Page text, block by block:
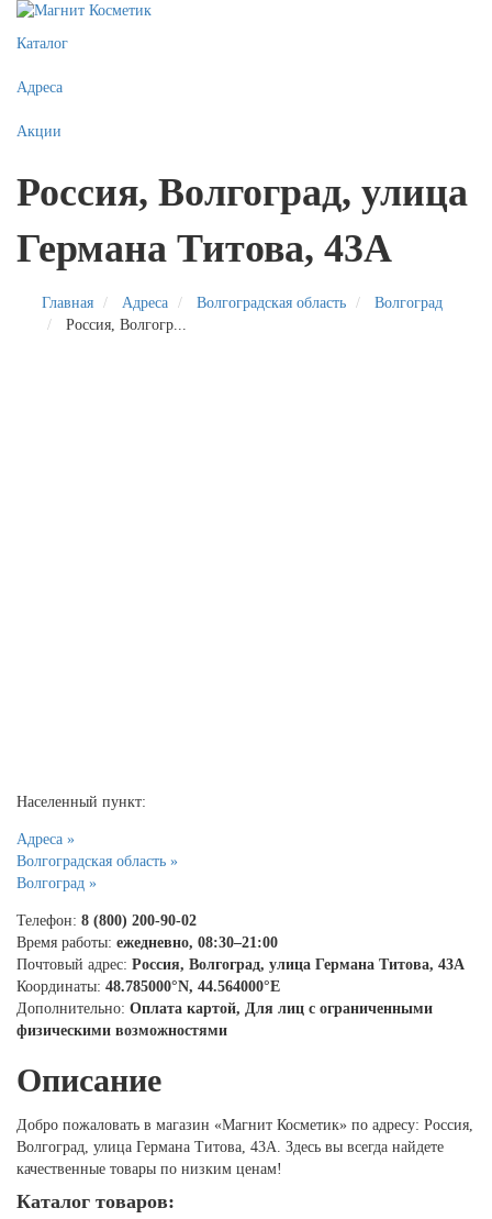
Каталог
Адреса
Акции
Россия, Волгоград, улица
Германа Титова, 43А
Главная Адреса Волгоградская область
Волгоград
Россия, Волгогр...
Населенный пункт:
Адреса »
Волгоградская область »
Волгоград »
Телефон: 8 (800) 200-90-02
Время работы: ежедневно, 08:30–21:00
Почтовый адрес: Россия, Волгоград, улица Германа Титова, 43А
Координаты: 48.785000°N, 44.564000°E
Дополнительно: Оплата картой, Для лиц с ограниченными
физическими возможностями
Описание
Добро пожаловать в магазин «Магнит Косметик» по адресу: Россия,
Волгоград, улица Германа Титова, 43А. Здесь вы всегда найдете
качественные товары по низким ценам!
Каталог товаров: